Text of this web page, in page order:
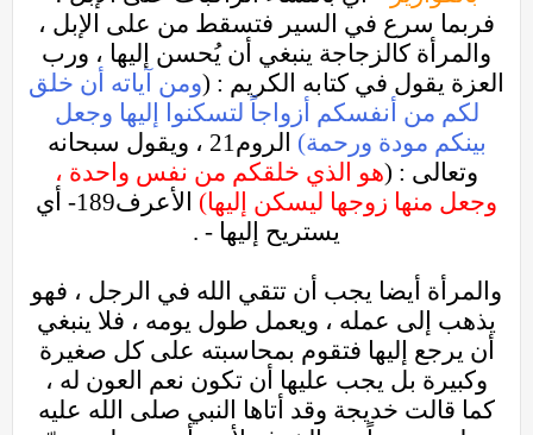
فربما سرع في السير فتسقط من على الإبل ،
والمرأة كالزجاجة ينبغي أن يُحسن إليها ، ورب
العزة يقول في كتابه الكريم : (ومن آياته أن خلق
لكم من أنفسكم أزواجاً لتسكنوا إليها وجعل
بينكم مودة ورحمة)
الروم21 ، ويقول سبحانه
وتعالى : (هو الذي خلقكم من نفس واحدة ،
وجعل منها زوجها ليسكن إليها)
الأعرف189- أي
يستريح إليها - .
والمرأة أيضا يجب أن تتقي الله في الرجل ، فهو
يذهب إلى عمله ، ويعمل طول يومه ، فلا ينبغي
أن يرجع إليها فتقوم بمحاسبته على كل صغيرة
وكبيرة بل يجب عليها أن تكون نعم العون له ،
كما قالت خديجة وقد أتاها النبي صلى الله عليه